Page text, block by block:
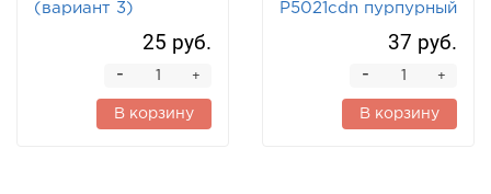
(вариант 3)
25 руб.
+
-
В корзину
P5021cdn пурпурный
37 руб.
+
-
В корзину